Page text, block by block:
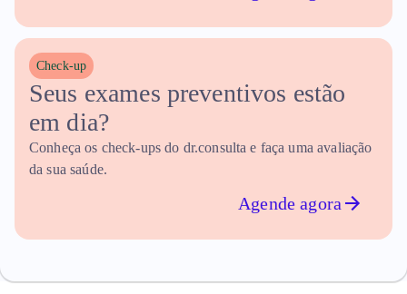
Check-up
Seus exames preventivos estão
em dia?
Conheça os check-ups do dr.consulta e faça uma avaliação
da sua saúde.
Agende agora